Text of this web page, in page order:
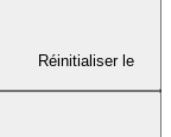
Réinitialiser le